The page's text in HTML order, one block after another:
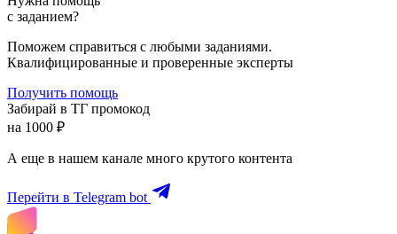
с заданием?
Поможем справиться с любыми заданиями.
Квалифицированные и проверенные эксперты
Получить помощь
Забирай в ТГ промокод
на 1000 ₽
А еще в нашем канале много крутого контента
Перейти в Telegram bot